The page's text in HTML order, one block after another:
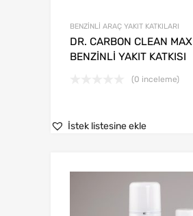
BENZİNLİ ARAÇ YAKIT KATKILARI
DR. CARBON CLEAN MAX
BENZİNLİ YAKIT KATKISI
(0 inceleme)
İstek listesine ekle